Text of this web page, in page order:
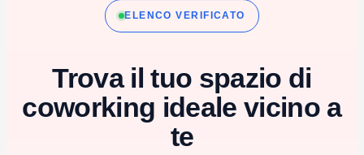
ELENCO VERIFICATO
Trova il tuo spazio di
coworking ideale vicino a
te